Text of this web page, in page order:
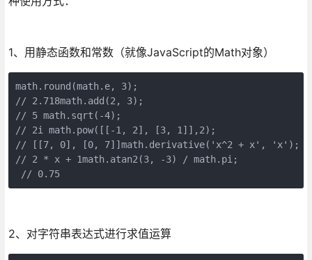
1、用静态函数和常数（就像JavaScript的Math对象）
math.round(math.e, 3);
// 2.718math.add(2, 3);
// 5 math.sqrt(-4);
// 2i math.pow([[-1, 2], [3, 1]],2);
// [[7, 0], [0, 7]]math.derivative('x^2 + x', 'x');
// 2 * x + 1math.atan2(3, -3) / math.pi;
// 0.75
2、对字符串表达式进行求值运算